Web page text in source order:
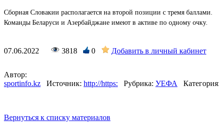
Сборная Словакии располагается на второй позиции с тремя баллами.
Команды Беларуси и Азербайджане имеют в активе по одному очку.
07.06.2022 3818 0 Добавить в личный кабинет
Автор:
sportinfo.kz
Источник: http://https: Рубрика: УЕФА
Вернуться к списку материалов